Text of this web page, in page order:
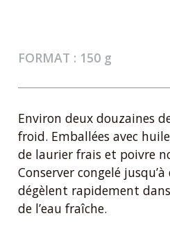
FORMAT : 150 g
Environ deux douzaines
froid. Emballées avec
de laurier frais et poivre
Conserver congelé
dégèlent rapidement
de l’eau fraîche.